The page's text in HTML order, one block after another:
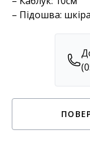
– Підошва: шкіра